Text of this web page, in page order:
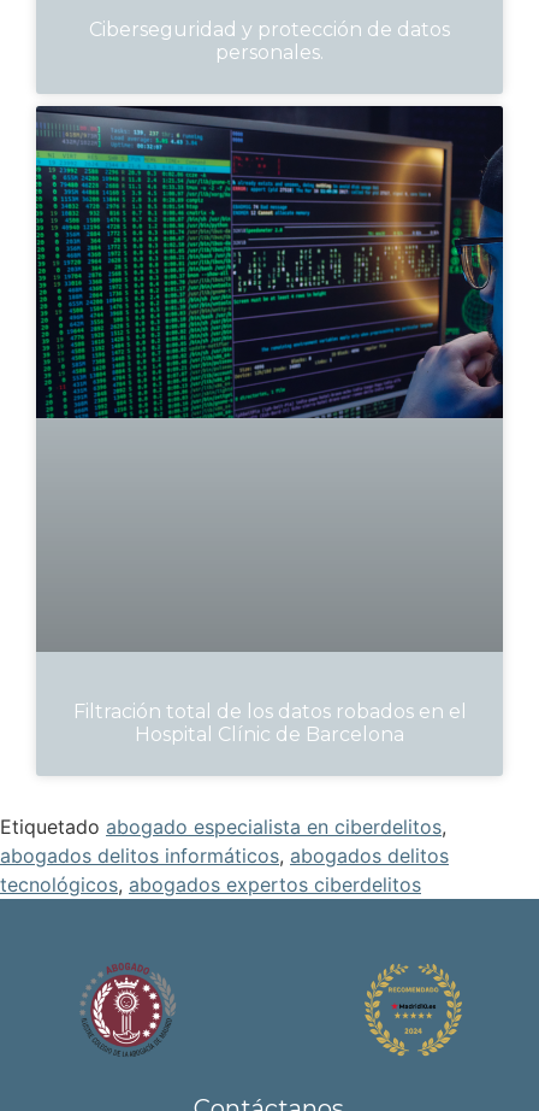
Ciberseguridad y protección de datos
personales.
Filtración total de los datos robados en el
Hospital Clínic de Barcelona
Etiquetado abogado especialista en ciberdelitos,
abogados delitos informáticos, abogados delitos
tecnológicos, abogados expertos ciberdelitos